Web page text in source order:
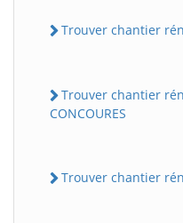
Trouver chantier
Trouver chantier
CONCOURES
Trouver chantier